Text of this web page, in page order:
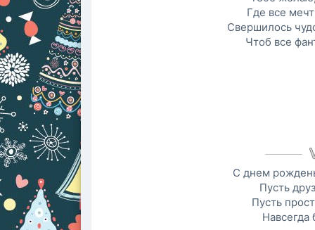
Где все
Свершилось
Чтоб все
С днем
Пусть
Пусть
Навсегда